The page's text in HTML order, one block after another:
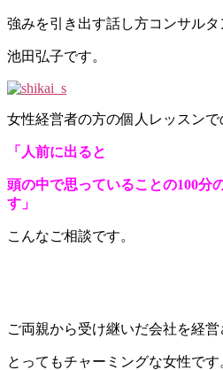
強みを引き出す話し方コンサルタ
池田弘子です。
女性経営者の方の個人レッスンで
「人前に出ると
頭の中で思っていることの100分
す」
こんなご相談です。
ご両親から受け継いだ会社を経営
とってもチャーミングな女性です